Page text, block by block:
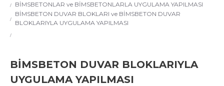
BİMSBETONLAR ve BİMSBETONLARLA UYGULAMA YAPILMASI
BİMSBETON DUVAR BLOKLARI ve BİMSBETON DUVAR
BLOKLARIYLA UYGULAMA YAPILMASI
BİMSBETON DUVAR BLOKLARIYLA
UYGULAMA YAPILMASI